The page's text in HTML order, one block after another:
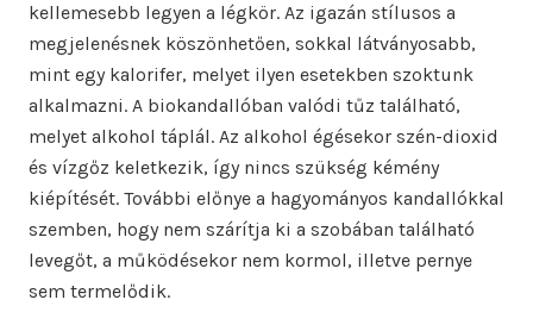
kellemesebb legyen a légkör. Az igazán stílusos a
megjelenésnek köszönhetően, sokkal látványosabb,
mint egy kalorifer, melyet ilyen esetekben szoktunk
alkalmazni. A biokandallóban valódi tűz található,
melyet alkohol táplál. Az alkohol égésekor szén-dioxid
és vízgőz keletkezik, így nincs szükség kémény
kiépítését. További előnye a hagyományos kandallókkal
szemben, hogy nem szárítja ki a szobában található
levegőt, a működésekor nem kormol, illetve pernye
sem termelődik.